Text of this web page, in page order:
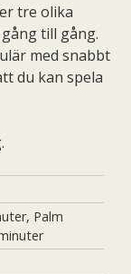
tre olika
till gång.
med snabbt
du kan spela
Palm